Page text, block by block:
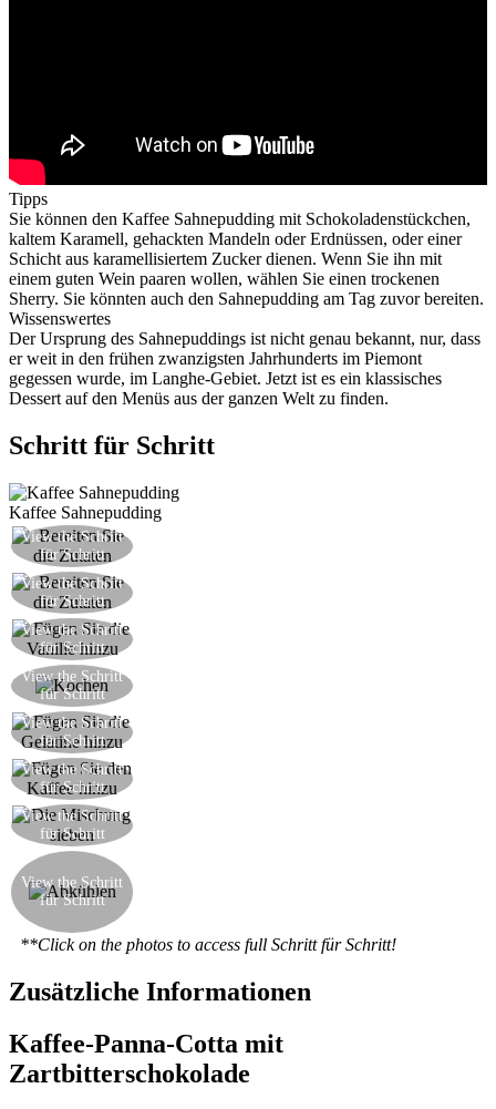
Tipps
Sie können den Kaffee Sahnepudding mit Schokoladenstückchen,
kaltem Karamell, gehackten Mandeln oder Erdnüssen, oder einer
Schicht aus karamellisiertem Zucker dienen. Wenn Sie ihn mit
einem guten Wein paaren wollen, wählen Sie einen trockenen
Sherry. Sie könnten auch den Sahnepudding am Tag zuvor bereiten.
Wissenswertes
Der Ursprung des Sahnepuddings ist nicht genau bekannt, nur, dass
er weit in den frühen zwanzigsten Jahrhunderts im Piemont
gegessen wurde, im Langhe-Gebiet. Jetzt ist es ein klassisches
Dessert auf den Menüs aus der ganzen Welt zu finden.
Schritt für Schritt
Kaffee Sahnepudding
View the Schritt
für Schritt
View the Schritt
für Schritt
View the Schritt
für Schritt
View the Schritt
für Schritt
View the Schritt
für Schritt
View the Schritt
für Schritt
View the Schritt
für Schritt
View the Schritt
für Schritt
**Click on the photos to access full Schritt für Schritt!
Zusätzliche Informationen
Kaffee-Panna-Cotta mit
Zartbitterschokolade